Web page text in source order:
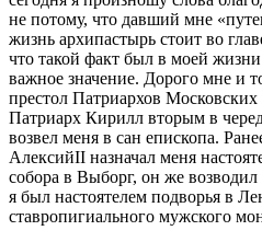
не потому, что давший мне
жизнь архипастырь стоит во
что такой факт был в моей
важное значение. Дорого мне и
престол Патриархов
Патриарх Кирилл вторым в
возвел меня в сан епископа.
АлексийII назначал меня
собора в Выборг, он же
я был настоятелем подворья в
ставропигиального мужского